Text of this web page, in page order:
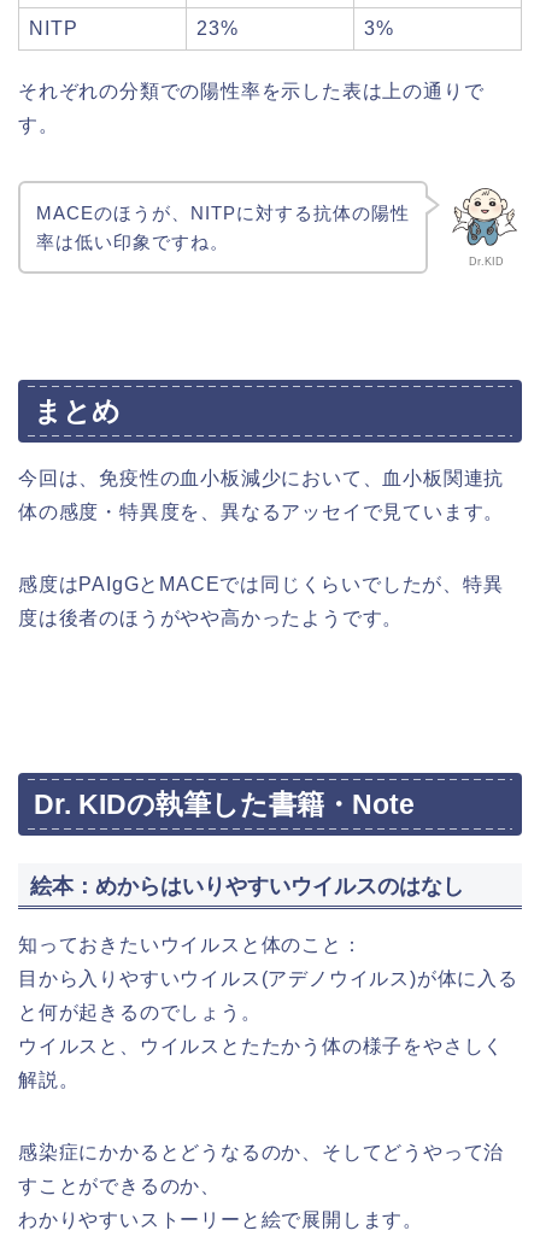
NITP 23% 3%
それぞれの分類での陽性率を示した表は上の通りで
す。
Dr.KID
MACEのほうが、NITPに対する抗体の陽性
率は低い印象ですね。
まとめ
今回は、免疫性の血小板減少において、血小板関連抗
体の感度・特異度を、異なるアッセイで見ています。
感度はPAIgGとMACEでは同じくらいでしたが、特異
度は後者のほうがやや高かったようです。
Dr. KIDの執筆した書籍・Note
絵本：めからはいりやすいウイルスのはなし
知っておきたいウイルスと体のこと：
目から入りやすいウイルス(アデノウイルス)が体に入る
と何が起きるのでしょう。
ウイルスと、ウイルスとたたかう体の様子をやさしく
解説。
感染症にかかるとどうなるのか、そしてどうやって治
すことができるのか、
わかりやすいストーリーと絵で展開します。